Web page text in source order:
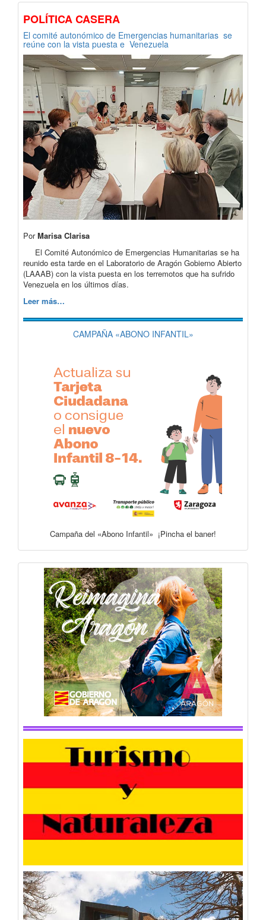
POLÍTICA CASERA
El comité autonómico de Emergencias humanitarias se
reúne con la vista puesta e Venezuela
PorMarisa Clarisa
El Comité Autonómico de Emergencias Humanitarias se ha
reunido esta tarde en el Laboratorio de Aragón Gobierno Abierto
(LAAAB) con la vista puesta en los terremotos que ha sufrido
Venezuela en los últimos días.
Leer más…
CAMPAÑA «ABONO INFANTIL»
Campaña del «Abono Infantil» ¡Pincha el baner!